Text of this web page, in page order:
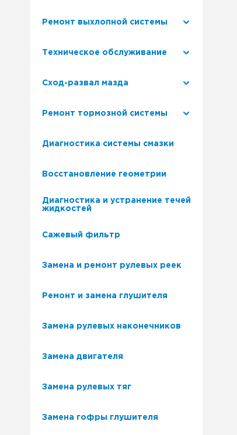
Ремонт выхлопной системы
Техническое обслуживание
Сход-развал мазда
Ремонт тормозной системы
Диагностика системы смазки
Восстановление геометрии
Диагностика и устранение течей
жидкостей
Сажевый фильтр
Замена и ремонт рулевых реек
Ремонт и замена глушителя
Замена рулевых наконечников
Замена двигателя
Замена рулевых тяг
Замена гофры глушителя